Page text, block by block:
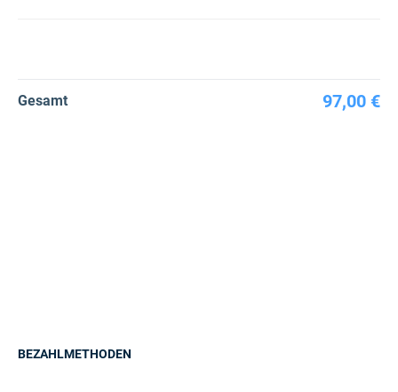
Gesamt 97,00 €
BEZAHLMETHODEN